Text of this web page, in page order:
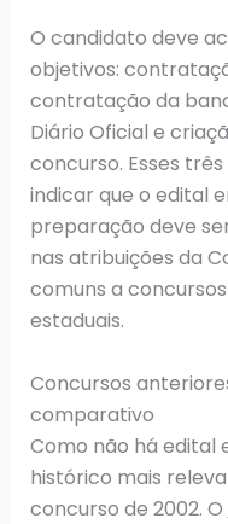
O candidato deve
objetivos:
contratação da
Diário Oficial e
concurso. Esses
indicar que o edital
preparação deve
nas atribuições da
comuns a
estaduais.
Concursos
comparativo
Como não há edital
histórico mais
concurso de 2002. O